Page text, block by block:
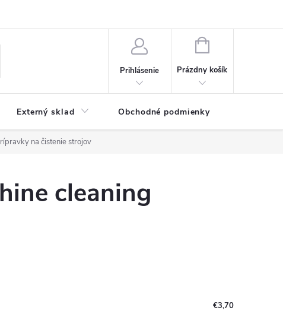
Prihlásenie
NÁKUPNÝ
Prázdny košík
Externý sklad Obchodné podmienky
na čistenie strojov
cleaning
€3,70